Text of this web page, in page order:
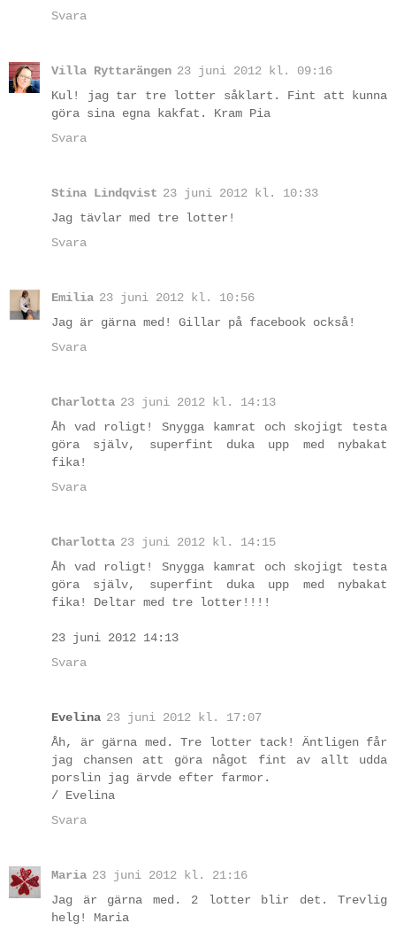
Svara
Villa Ryttarängen 23 juni 2012 kl. 09:16
Kul! jag tar tre lotter såklart. Fint att kunna
göra sina egna kakfat. Kram Pia
Svara
Stina Lindqvist 23 juni 2012 kl. 10:33
Jag tävlar med tre lotter!
Svara
Emilia 23 juni 2012 kl. 10:56
Jag är gärna med! Gillar på facebook också!
Svara
Charlotta 23 juni 2012 kl. 14:13
Åh vad roligt! Snygga kamrat och skojigt testa
göra själv, superfint duka upp med nybakat
fika!
Svara
Charlotta 23 juni 2012 kl. 14:15
Åh vad roligt! Snygga kamrat och skojigt testa
göra själv, superfint duka upp med nybakat
fika! Deltar med tre lotter!!!!
23 juni 2012 14:13
Svara
Evelina 23 juni 2012 kl. 17:07
Åh, är gärna med. Tre lotter tack! Äntligen får
jag chansen att göra något fint av allt udda
porslin jag ärvde efter farmor.
/ Evelina
Svara
Maria 23 juni 2012 kl. 21:16
Jag är gärna med. 2 lotter blir det. Trevlig
helg! Maria